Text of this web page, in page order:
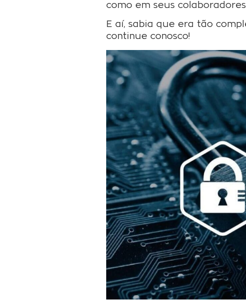
como em seus
E aí, sabia que era tão
continue conosco!